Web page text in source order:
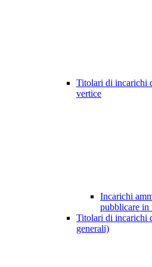
Titolari di incarichi
vertice
Incarichi
pubblicare in
Titolari di incarichi
generali)